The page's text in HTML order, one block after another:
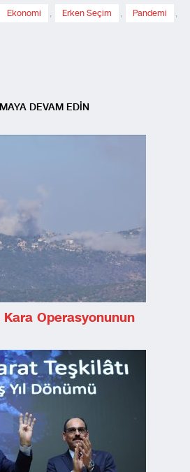
Ekonomi , Erken Seçim , Pandemi ,
DEVAM EDİN
Operasyonunun